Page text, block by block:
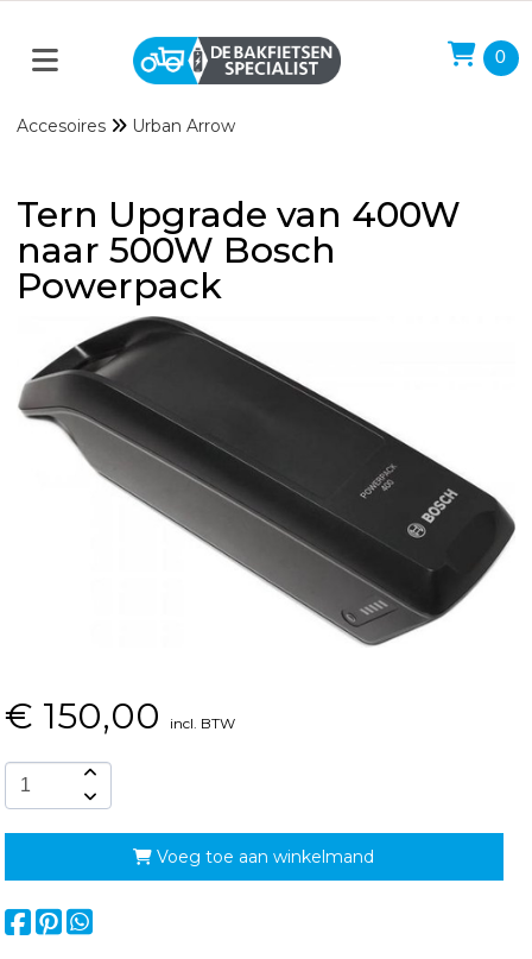
0
Accesoires Urban Arrow
Tern Upgrade van 400W
naar 500W Bosch
Powerpack
€ 150,00 incl. BTW
Voeg toe aan winkelmand